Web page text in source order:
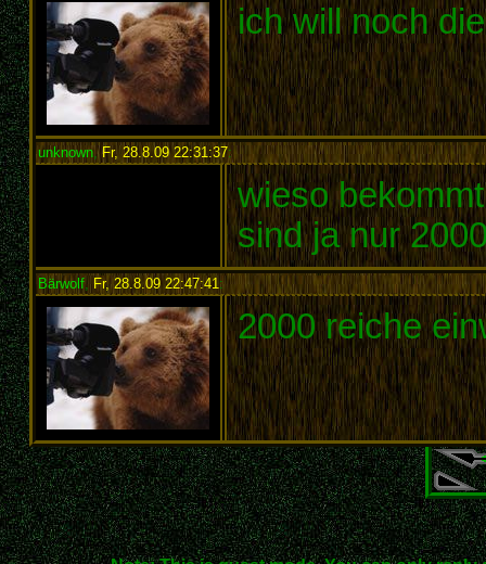
ich will noch
unknown,Fr, 28.8.09 22:31:37:
wieso
sind ja nur
Bärwolf, Fr, 28.8.09 22:47:41 :
2000 reiche